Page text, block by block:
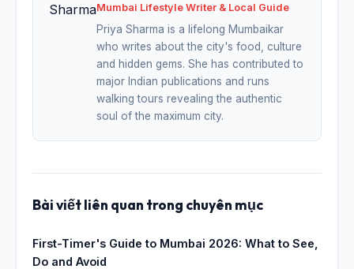
Mumbai Lifestyle Writer & Local Guide
Priya Sharma is a lifelong Mumbaikar
who writes about the city's food, culture
and hidden gems. She has contributed to
major Indian publications and runs
walking tours revealing the authentic
soul of the maximum city.
Bài viết liên quan trong chuyên mục
First-Timer's Guide to Mumbai 2026: What to See,
Do and Avoid